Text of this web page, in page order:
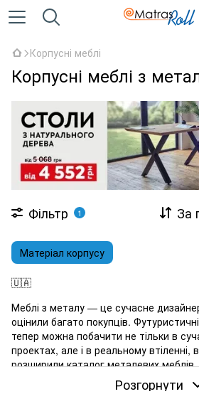
Корпусні меблі
Корпусні меблі з
Фільтр 1 За
Матеріал корпусу
🇺🇦
Меблі з металу — це сучасне
оцінили багато покупців.
тепер можна побачити не тільки в
проектах, але і в реальному втіленні,
розширили каталог металевих
придбати їх у нашому магазині з
Розгорнути